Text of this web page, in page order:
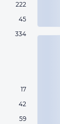
222
45
334
17
42
59